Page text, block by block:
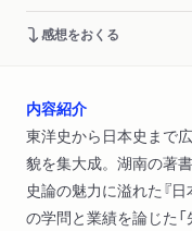
感想をおくる
内容紹介
東洋史から日本史まで
貌を集大成。湖南の著
史論の魅力に溢れた『
の学問と業績を論じた「